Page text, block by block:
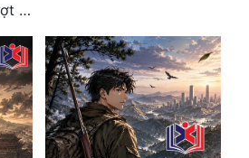
Chương 1066 Lén vượt Nam Bì, đánh thẳng Nghiệp Thành (2/2)